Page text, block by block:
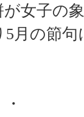
女子の
月の節